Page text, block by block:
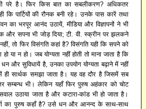
परे है। फिर किस बात का सबलीकरण? अधिकतर
कि पार्टियों की रौनक बनी रहे। उनके पास कारें तथा
का भरपूर आनंद उठायें, मीडिया और विज्ञापनों ने भी
और सपना भी जोड़ दिया; टी. वी. स्क्रीन पर झलकने
तो फिर विसंगति कहां है? विसंगति यही कि सपने को
या न हो। जब योग्यता नहीं होती तो माना जाता है कि
और सुविधायें है, उनका उपयोग योग्यता बढ़ाने में नहीं
सार्थक समझा जाता है। यह वह दौर है जिसमें सब
सम्बन्ध भी। लेकिन यहाँ फिर पुरुष अहंकार को चोट
उठाया जाता है और कटारा-कांड भी हो जाता है।
का पुरुष कहाँ है? उसे धन और आनन्द के साथ-साथ